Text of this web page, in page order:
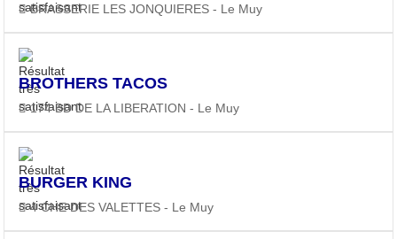
BRASSERIE LES JONQUIERES - Le Muy
BROTHERS TACOS
174 BD DE LA LIBERATION - Le Muy
BURGER KING
4 CHE DES VALETTES - Le Muy